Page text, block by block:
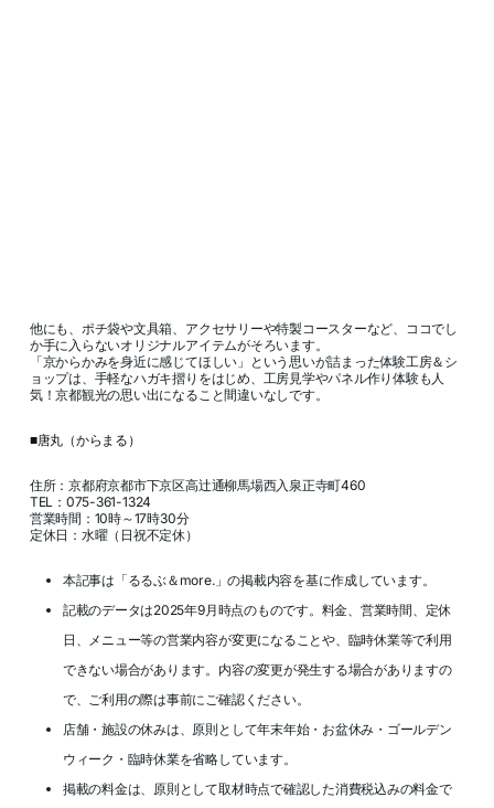
他にも、ポチ袋や文具箱、アクセサリーや特製コースターなど、ココでし
か手に入らないオリジナルアイテムがそろいます。
「京からかみを身近に感じてほしい」という思いが詰まった体験工房＆シ
ョップは、手軽なハガキ摺りをはじめ、工房見学やパネル作り体験も人
気！京都観光の思い出になること間違いなしです。
■唐丸（からまる）
住所：京都府京都市下京区高辻通柳馬場西入泉正寺町460
TEL：075-361-1324
営業時間：10時～17時30分
定休日：水曜（日祝不定休）
本記事は「るるぶ＆more.」の掲載内容を基に作成しています。
記載のデータは2025年9月時点のものです。料金、営業時間、定休
日、メニュー等の営業内容が変更になることや、臨時休業等で利用
できない場合があります。内容の変更が発生する場合がありますの
で、ご利用の際は事前にご確認ください。
店舗・施設の休みは、原則として年末年始・お盆休み・ゴールデン
ウィーク・臨時休業を省略しています。
掲載の料金は、原則として取材時点で確認した消費税込みの料金で